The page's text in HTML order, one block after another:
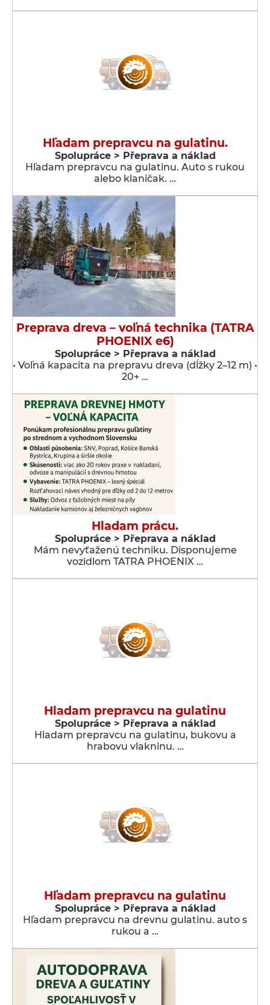
Hľadam prepravcu na gulatinu.
Spolupráce > Přeprava a náklad
Hľadam prepravcu na gulatinu. Auto s rukou
alebo klaničak. …
Preprava dreva – voľná technika (TATRA
PHOENIX e6)
Spolupráce > Přeprava a náklad
• Voľná kapacita na prepravu dreva (dĺžky 2–12 m) •
20+ …
Hladam prácu.
Spolupráce > Přeprava a náklad
Mám nevyťaženú techniku. Disponujeme
vozidlom TATRA PHOENIX …
Hladam prepravcu na gulatinu
Spolupráce > Přeprava a náklad
Hladam prepravcu na gulatinu, bukovu a
hrabovu vlakninu. …
Hľadam prepravcu na gulatinu
Spolupráce > Přeprava a náklad
Hľadam prepravcu na drevnu gulatinu. auto s
rukou a …